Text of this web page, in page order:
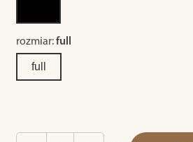
rozmiar:full
full